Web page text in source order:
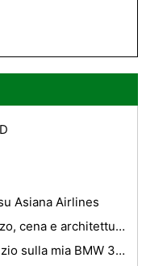
Asiana Airlines
La colazione tradizionale, pranzo, cena e architettura in Taiwan
Come resettare la luce di servizio sulla mia BMW 325I